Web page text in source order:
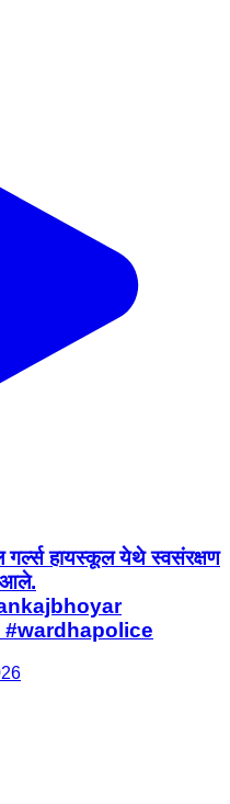
गर्ल्स हायस्कूल येथे स्वसंरक्षण
आले.